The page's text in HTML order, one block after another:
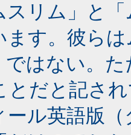
スリム」と
ます。彼ら
ではない。
とだと記さ
ール英語版